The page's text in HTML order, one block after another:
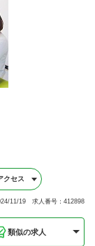
クセス
11/19 求人番号：412898
類似の求人